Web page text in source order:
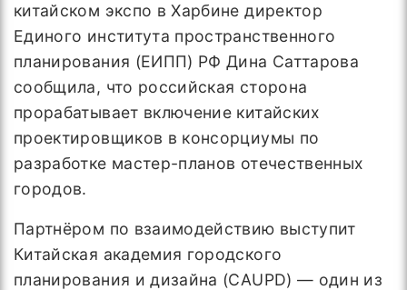
китайском экспо в Харбине директор
Единого института пространственного
планирования (ЕИПП) РФ Дина Саттарова
сообщила, что российская сторона
прорабатывает включение китайских
проектировщиков в консорциумы по
разработке мастер-планов отечественных
городов.
Партнёром по взаимодействию выступит
Китайская академия городского
планирования и дизайна (CAUPD) — один из